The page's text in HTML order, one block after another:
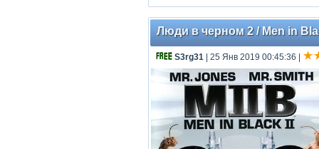
Люди в черном 2 / Men in
S3rg31 | 25 Янв 2019 00:45:36